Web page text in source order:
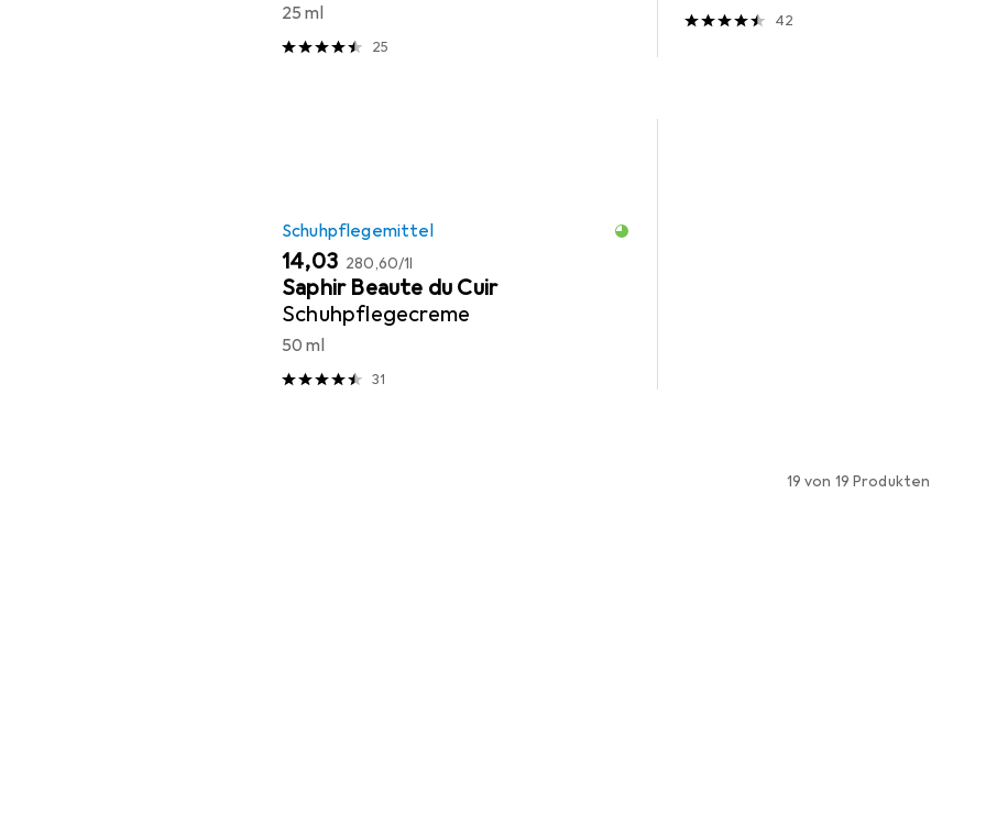
25 ml
25
42
Schuhpflegemittel
EUR
14,03 EUR
280,60/1l
Saphir Beaute du Cuir
Schuhpflegecreme
50 ml
31
19 von 19 Produkten